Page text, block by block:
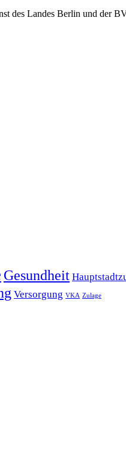
des Landes Berlin und der
Gesundheit
Versorgung VKA Zulage